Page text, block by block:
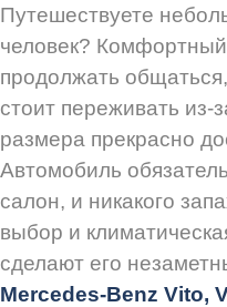
Путешествуете
человек?
продолжать
стоит переживать из-
размера прекрасно
Автомобиль
салон, и никакого
выбор и
сделают его
Mercedes-Benz Vito,